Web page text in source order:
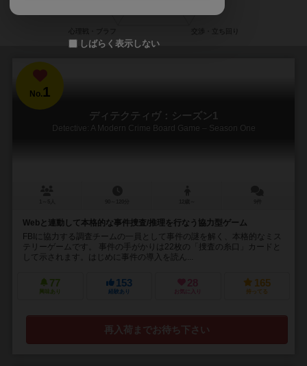
No.1
ディテクティヴ：シーズン1
Detective: A Modern Crime Board Game – Season One
Webと連動して本格的な事件捜査/推理を行なう協力型ゲーム
FBIに協力する調査チームの一員として事件の謎を解く、本格的なミス
テリーゲームです。 事件の手がかりは22枚の「捜査の糸口」カードと
して示されます。はじめに事件の導入を読ん...
77
興味あり
153
経験あり
28
お気に入り
165
持ってる
再入荷までお待ち下さい
しばらく表示しない